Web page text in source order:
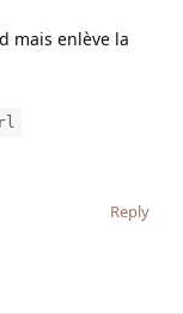
mais enlève la
Reply